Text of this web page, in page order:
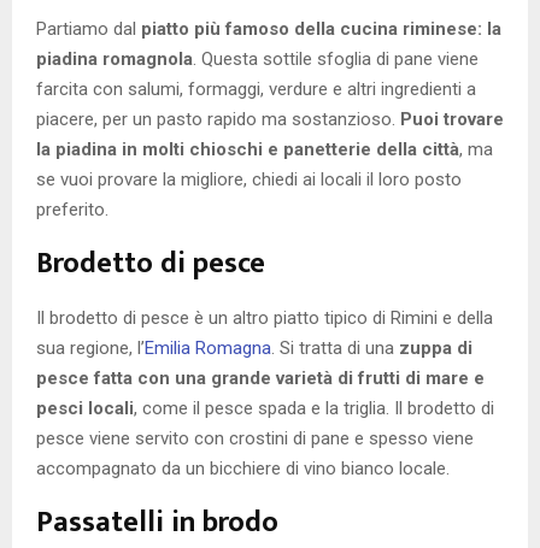
Partiamo dal piatto più famoso della cucina riminese: la
piadina romagnola. Questa sottile sfoglia di pane viene
farcita con salumi, formaggi, verdure e altri ingredienti a
piacere, per un pasto rapido ma sostanzioso. Puoi trovare
la piadina in molti chioschi e panetterie della città, ma
se vuoi provare la migliore, chiedi ai locali il loro posto
preferito.
Brodetto di pesce
Il brodetto di pesce è un altro piatto tipico di Rimini e della
sua regione, l’Emilia Romagna. Si tratta di una zuppa di
pesce fatta con una grande varietà di frutti di mare e
pesci locali, come il pesce spada e la triglia. Il brodetto di
pesce viene servito con crostini di pane e spesso viene
accompagnato da un bicchiere di vino bianco locale.
Passatelli in brodo